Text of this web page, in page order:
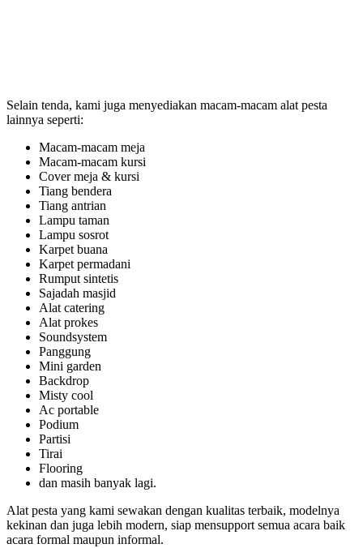
Selain tenda, kami juga menyediakan macam-macam alat pesta
lainnya seperti:
Macam-macam meja
Macam-macam kursi
Cover meja & kursi
Tiang bendera
Tiang antrian
Lampu taman
Lampu sosrot
Karpet buana
Karpet permadani
Rumput sintetis
Sajadah masjid
Alat catering
Alat prokes
Soundsystem
Panggung
Mini garden
Backdrop
Misty cool
Ac portable
Podium
Partisi
Tirai
Flooring
dan masih banyak lagi.
Alat pesta yang kami sewakan dengan kualitas terbaik, modelnya
kekinan dan juga lebih modern, siap mensupport semua acara baik
acara formal maupun informal.